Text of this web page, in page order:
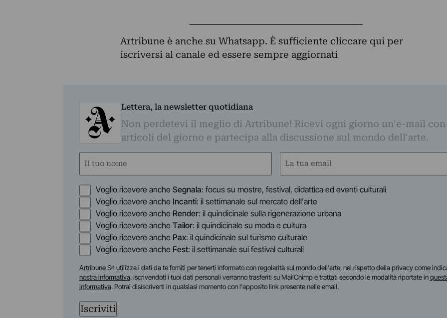
Artribune è anche su Whatsapp. È sufficiente cliccare qui per
iscriversi al canale ed essere sempre aggiornati
Lettera, la newsletter quotidiana
Non perdetevi il meglio di Artribune! Ricevi ogni giorno un'e-mail
articoli del giorno e partecipa alla discussione sul mondo dell'arte.
Nome
Nome
Email
Opzioni
Voglio ricevere anche Segnala: focus su mostre, festival, didattica ed eventi culturali
Voglio ricevere anche Incanti: il settimanale sul mercato dell'arte
Voglio ricevere anche Render: il quindicinale sulla rigenerazione urbana
Voglio ricevere anche Tailor: il quindicinale su moda e cultura
Voglio ricevere anche Pax: il quindicinale sul turismo culturale
Voglio ricevere anche Fest: il settimanale sui festival culturali
Artribune Srl utilizza i dati da te forniti per tenerti informato con regolarità sul mondo dell'arte, nel rispetto della privacy come
nostra informativa. Iscrivendoti i tuoi dati personali verranno trasferiti su MailChimp e trattati secondo le modalità riportate in
informativa. Potrai disiscriverti in qualsiasi momento con l'apposito link presente nelle email.
Iscriviti